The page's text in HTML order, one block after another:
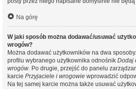
Na górę
W jaki sposób można dodawać/usuwać
wrogów?
Można dodawać użytkowników na dwa
profilu wybranego użytkownika odnośnik Dodaj
wrogów. Po drugie, przejść do panelu
karcie Przyjaciele i wrogowie wprowadzić
Na tej samej karcie można także usuwać